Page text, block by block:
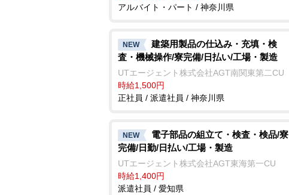
アルバイト・パート / 神奈川県
NEW
建築用製品の仕込み・充填・検
査・機械操作/寮完備/日払い/工場・製造
UTエージェント株式会社AGT南関東第二CU
時給1,500円
正社員 / 派遣社員 / 神奈川県
NEW
電子部品の組立て・検査・検品/寮
完備/日勤/日払い/工場・製造
UTエージェント株式会社AGT東海第一CU
時給1,400円
派遣社員 / 愛知県